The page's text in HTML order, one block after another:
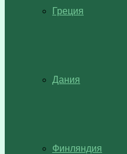
Греция
Дания
Финляндия